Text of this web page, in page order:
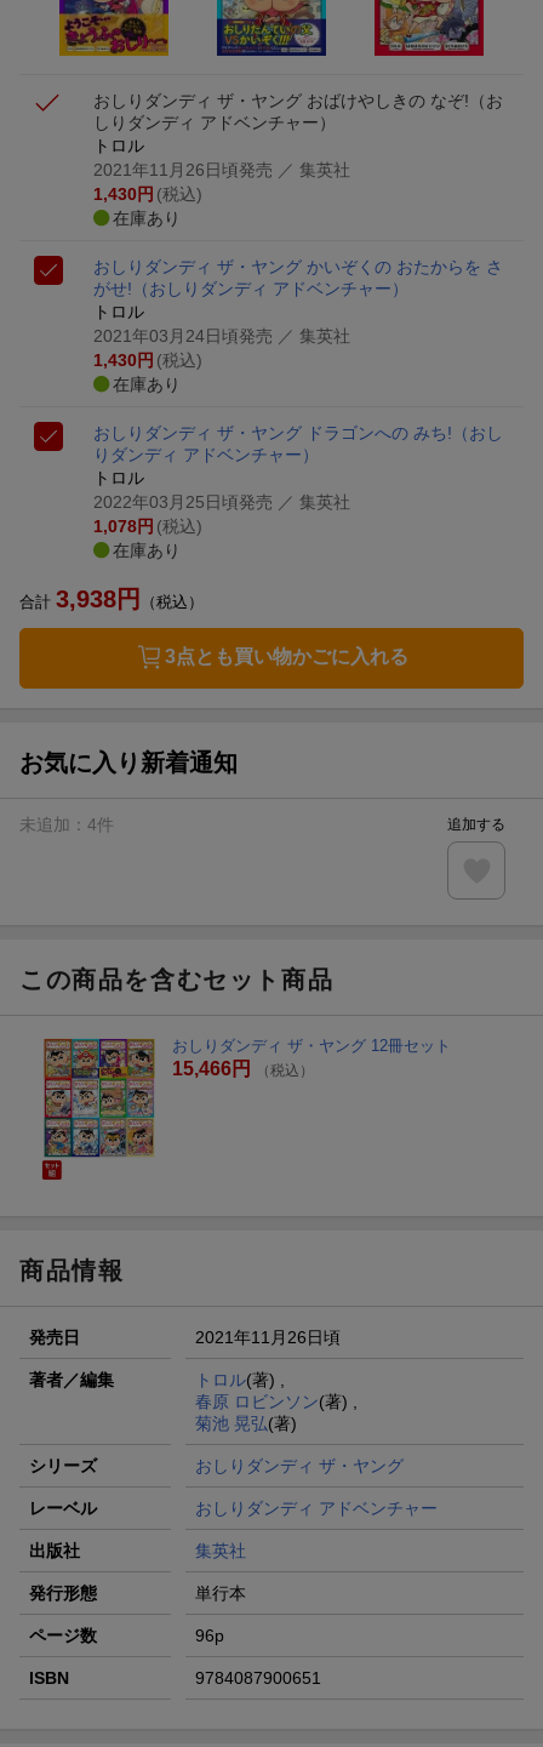
が当たる
おしりダンディ ザ・ヤング おばけやしきの なぞ! （お
しりダンディ アドベンチャー）
トロル
2021年11月26日頃発売 ／ 集英社
1,430円 (税込)
在庫あり
おしりダンディ ザ・ヤング かいぞくの おたからを さ
がせ! （おしりダンディ アドベンチャー）
トロル
2021年03月24日頃発売 ／ 集英社
1,430円 (税込)
在庫あり
おしりダンディ ザ・ヤング ドラゴンへの みち! （おし
りダンディ アドベンチャー）
トロル
2022年03月25日頃発売 ／ 集英社
1,078円 (税込)
在庫あり
合計 3,938円 （税込）
3点とも買い物かごに入れる
お気に入り新着通知
未追加： 4件 追加する
この商品を含むセット商品
おしりダンディ ザ・ヤング 12冊セット
15,466円 （税込）
商品情報
発売日 2021年11月26日頃
著者／編集 トロル(著) ,
春原 ロビンソン(著) ,
菊池 晃弘(著)
シリーズ おしりダンディ ザ・ヤング
レーベル おしりダンディ アドベンチャー
出版社 集英社
発行形態 単行本
ページ数 96p
ISBN 9784087900651